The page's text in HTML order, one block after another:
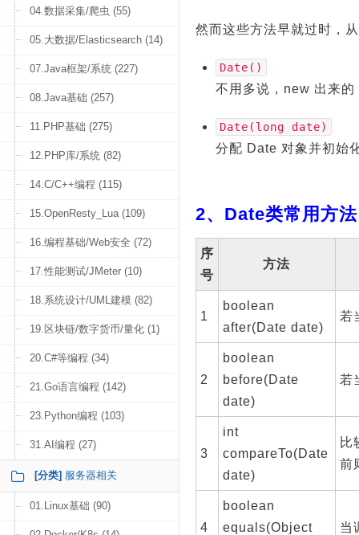
04.数据采集/爬虫 (55)
05.大数据/Elasticsearch (14)
07.Java框架/系统 (227)
08.Java基础 (257)
11.PHP基础 (275)
12.PHP库/系统 (82)
14.C/C++编程 (115)
15.OpenResty_Lua (109)
16.编程基础/Web安全 (72)
17.性能测试/JMeter (10)
18.系统设计/UML建模 (82)
19.区块链/数字货币/量化 (1)
20.C#等编程 (34)
21.Go语言编程 (142)
23.Python编程 (103)
31.AI编程 (27)
[分类] 服务器相关
01.Linux基础 (90)
然而这些方法早就过时，
Date()
不用多说，new 出来
Date(long date)
分配 Date 对象并初始
2、Date类常用方法
序
号
方法
1
boolean
after(Date date)
若
2
boolean
before(Date
date)
若
3
int
compareTo(Date
date)
比
前
4
boolean
equals(Object
当